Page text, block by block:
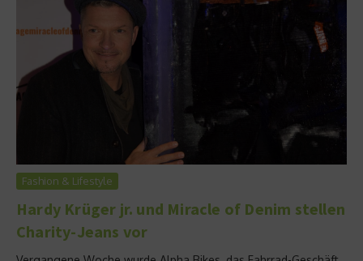
Fashion & Lifestyle
Hardy Krüger jr. und Miracle of Denim stellen
Charity-Jeans vor